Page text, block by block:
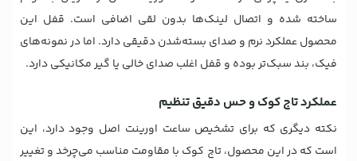
ساخته شده و اتصال لینک‌ها بدون لقی اضافی است. قفل این
محصول عملکرد نرم و صدای بسته‌شدن دقیقی دارد. اما در نمونه‌های
فیک، بند سبک‌تر بوده و قفل اغلب صدای خالی یا گیر مکانیکی دارد.
عملکرد تاج کوک و حس دقیق تنظیم
نکته دیگری که برای تشخیص ساعت اورینت اصل وجود دارد، این
است که در این محصول، تاج کوک با مقاومت مناسب می‌چرخد و تغییر